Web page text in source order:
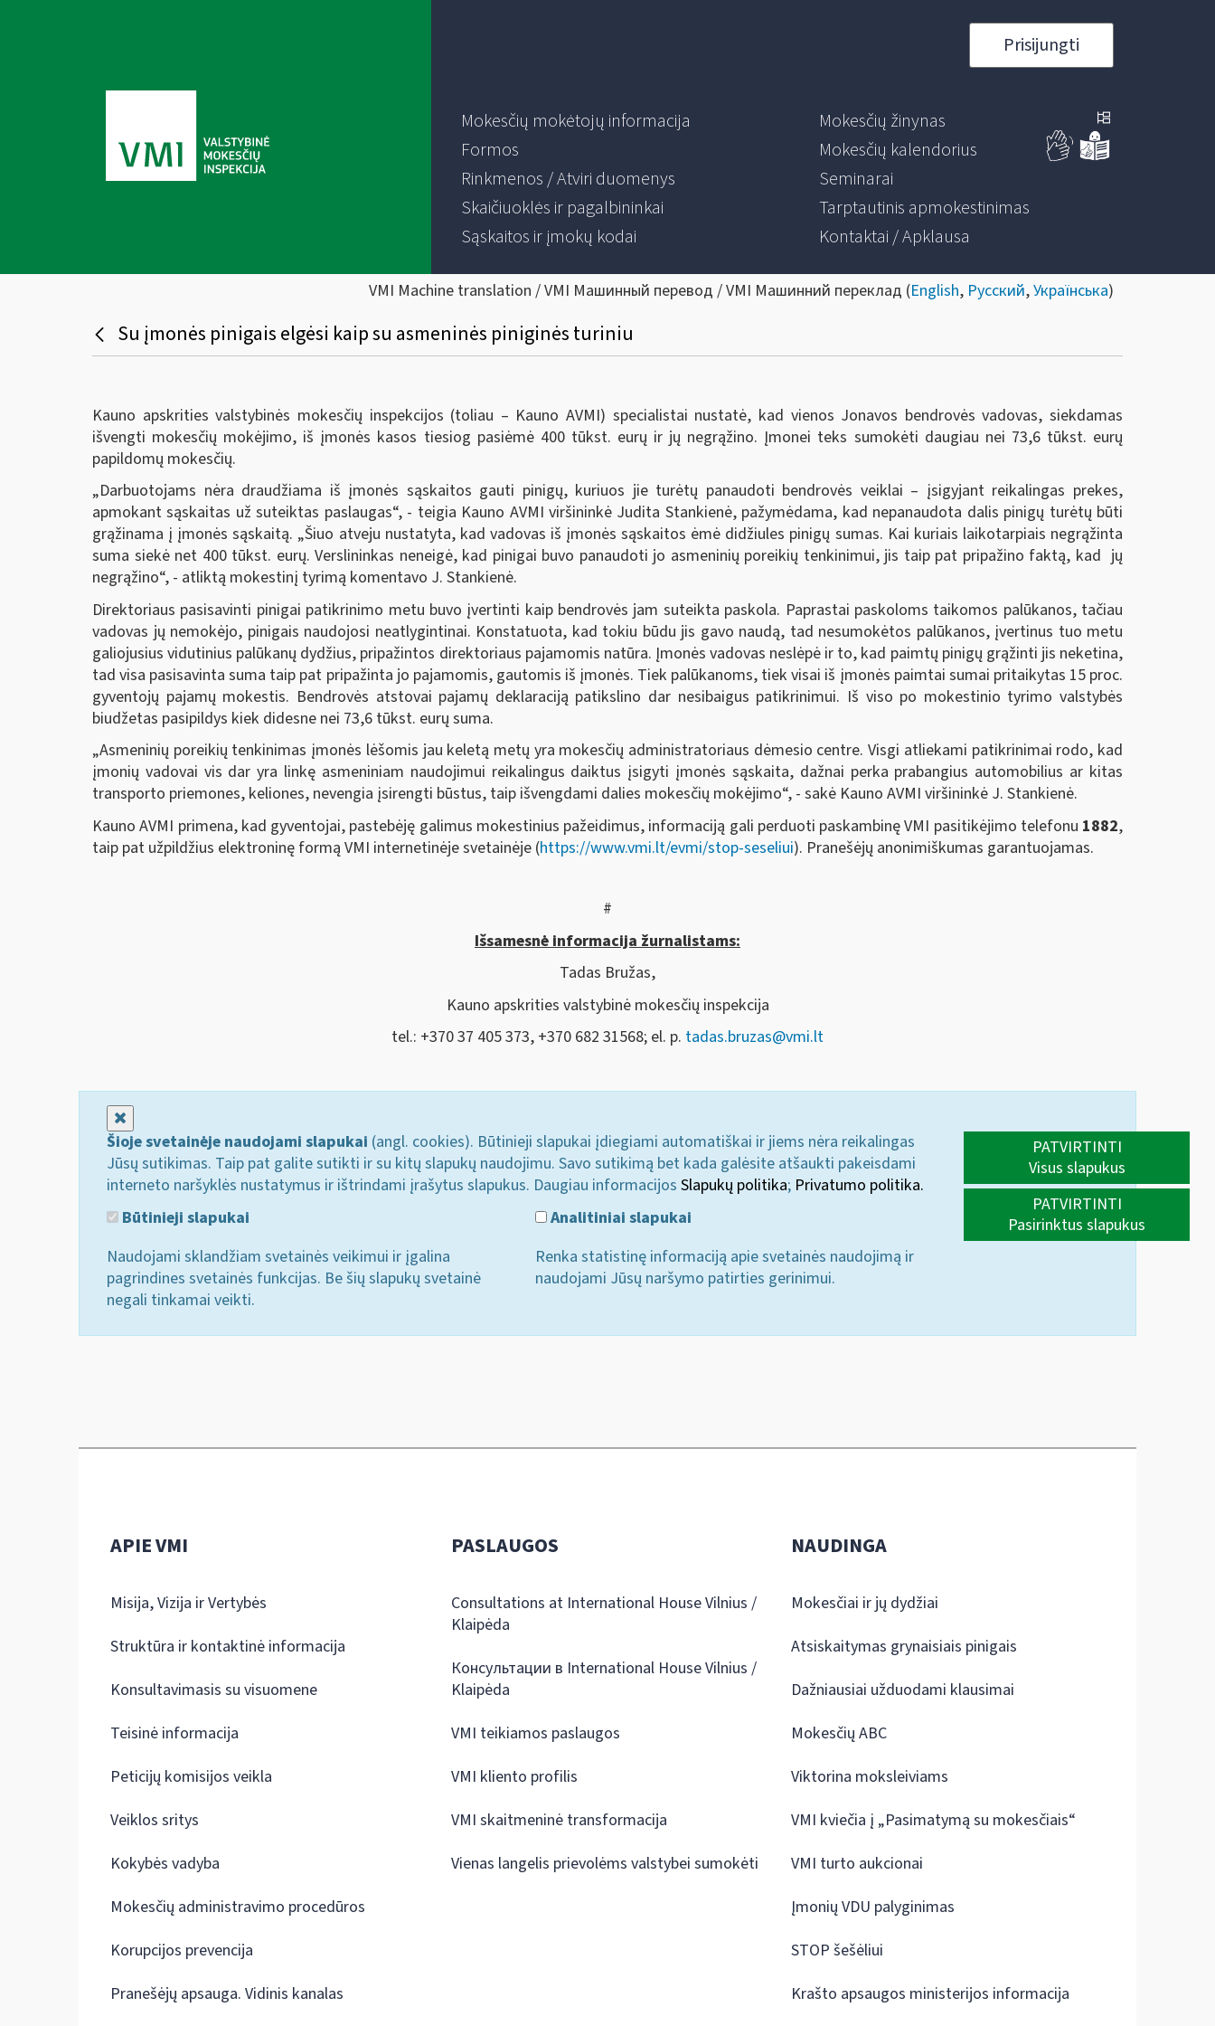
Prisijungti
Mokesčių mokėtojų informacija
Formos
Rinkmenos / Atviri duomenys
Skaičiuoklės ir pagalbininkai
Sąskaitos ir įmokų kodai
Mokesčių žinynas
Mokesčių kalendorius
Seminarai
Tarptautinis apmokestinimas
Kontaktai / Apklausa
VMI Machine translation / VMI Машинный перевод / VMI Машинний переклад (English, Русский,Українська)
Su įmonės pinigais elgėsi kaip su asmeninės piniginės turiniu
Kauno apskrities valstybinės mokesčių inspekcijos (toliau – Kauno AVMI) specialistai nustatė, kad vienos Jonavos bendrovės vadovas, siekdamas
išvengti mokesčių mokėjimo, iš įmonės kasos tiesiog pasiėmė 400 tūkst. eurų ir jų negrąžino. Įmonei teks sumokėti daugiau nei 73,6 tūkst. eurų
papildomų mokesčių.
„Darbuotojams nėra draudžiama iš įmonės sąskaitos gauti pinigų, kuriuos jie turėtų panaudoti bendrovės veiklai – įsigyjant reikalingas prekes,
apmokant sąskaitas už suteiktas paslaugas“, - teigia Kauno AVMI viršininkė Judita Stankienė, pažymėdama, kad nepanaudota dalis pinigų turėtų būti
grąžinama į įmonės sąskaitą. „Šiuo atveju nustatyta, kad vadovas iš įmonės sąskaitos ėmė didžiules pinigų sumas. Kai kuriais laikotarpiais negrąžinta
suma siekė net 400 tūkst. eurų. Verslininkas neneigė, kad pinigai buvo panaudoti jo asmeninių poreikių tenkinimui, jis taip pat pripažino faktą, kad jų
negrąžino“, - atliktą mokestinį tyrimą komentavo J. Stankienė.
Direktoriaus pasisavinti pinigai patikrinimo metu buvo įvertinti kaip bendrovės jam suteikta paskola. Paprastai paskoloms taikomos palūkanos, tačiau
vadovas jų nemokėjo, pinigais naudojosi neatlygintinai. Konstatuota, kad tokiu būdu jis gavo naudą, tad nesumokėtos palūkanos, įvertinus tuo metu
galiojusius vidutinius palūkanų dydžius, pripažintos direktoriaus pajamomis natūra. Įmonės vadovas neslėpė ir to, kad paimtų pinigų grąžinti jis neketina,
tad visa pasisavinta suma taip pat pripažinta jo pajamomis, gautomis iš įmonės. Tiek palūkanoms, tiek visai iš įmonės paimtai sumai pritaikytas 15 proc.
gyventojų pajamų mokestis. Bendrovės atstovai pajamų deklaraciją patikslino dar nesibaigus patikrinimui. Iš viso po mokestinio tyrimo valstybės
biudžetas pasipildys kiek didesne nei 73,6 tūkst. eurų suma.
„Asmeninių poreikių tenkinimas įmonės lėšomis jau keletą metų yra mokesčių administratoriaus dėmesio centre. Visgi atliekami patikrinimai rodo, kad
įmonių vadovai vis dar yra linkę asmeniniam naudojimui reikalingus daiktus įsigyti įmonės sąskaita, dažnai perka prabangius automobilius ar kitas
transporto priemones, keliones, nevengia įsirengti būstus, taip išvengdami dalies mokesčių mokėjimo“, - sakė Kauno AVMI viršininkė J. Stankienė.
Kauno AVMI primena, kad gyventojai, pastebėję galimus mokestinius pažeidimus, informaciją gali perduoti paskambinę VMI pasitikėjimo telefonu 1882,
taip pat užpildžius elektroninę formą VMI internetinėje svetainėje (https://www.vmi.lt/evmi/stop-seseliui). Pranešėjų anonimiškumas garantuojamas.
#
Išsamesnė informacija žurnalistams:
Tadas Bružas,
Kauno apskrities valstybinė mokesčių inspekcija
tel.: +370 37 405 373, +370 682 31568; el. p. tadas.bruzas@vmi.lt
Šioje svetainėje naudojami slapukai (angl. cookies). Būtinieji slapukai įdiegiami automatiškai ir jiems nėra reikalingas
Jūsų sutikimas. Taip pat galite sutikti ir su kitų slapukų naudojimu. Savo sutikimą bet kada galėsite atšaukti pakeisdami
interneto naršyklės nustatymus ir ištrindami įrašytus slapukus. Daugiau informacijos Slapukų politika; Privatumo politika.
Būtinieji slapukai
Naudojami sklandžiam svetainės veikimui ir įgalina
pagrindines svetainės funkcijas. Be šių slapukų svetainė
negali tinkamai veikti.
Analitiniai slapukai
Renka statistinę informaciją apie svetainės naudojimą ir
naudojami Jūsų naršymo patirties gerinimui.
PATVIRTINTI
Visus slapukus
PATVIRTINTI
Pasirinktus slapukus
APIE VMI
Misija, Vizija ir Vertybės
Struktūra ir kontaktinė informacija
Konsultavimasis su visuomene
Teisinė informacija
Peticijų komisijos veikla
Veiklos sritys
Kokybės vadyba
Mokesčių administravimo procedūros
Korupcijos prevencija
Pranešėjų apsauga. Vidinis kanalas
PASLAUGOS
Consultations at International House Vilnius /
Klaipėda
Консультации в International House Vilnius /
Klaipėda
VMI teikiamos paslaugos
VMI kliento profilis
VMI skaitmeninė transformacija
Vienas langelis prievolėms valstybei sumokėti
NAUDINGA
Mokesčiai ir jų dydžiai
Atsiskaitymas grynaisiais pinigais
Dažniausiai užduodami klausimai
Mokesčių ABC
Viktorina moksleiviams
VMI kviečia į „Pasimatymą su mokesčiais“
VMI turto aukcionai
Įmonių VDU palyginimas
STOP šešėliui
Krašto apsaugos ministerijos informacija